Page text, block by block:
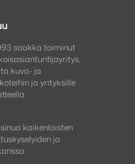
yhden vahvistinkanavan
mahdollistaa
myös ulkona. Tarvittaessa
stereoalueiksi, jolloin oikea-
kaiutinryhmittäin.
että
saakka toiminut
kuva- ja
ja yrityksille
kaikenlaisten
ja